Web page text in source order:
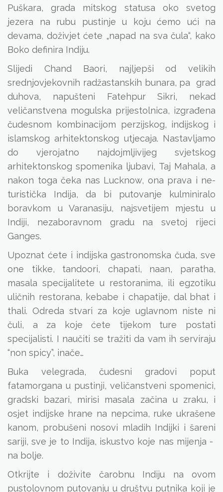
Puškara, grada mitskog statusa oko svetog
jezera na rubu pustinje u koju ćemo ući na
devama, doživjet ćete „napad na sva čula“, kako
Boko definira Indiju.
Slijedi Chand Baori, najljepši od velikih
srednjovjekovnih radžastanskih bunara, pa grad
duhova, napušteni Fatehpur Sikri, nekad
veličanstvena mogulska prijestolnica, izgrađena
čudesnom kombinacijom perzijskog, indijskog i
islamskog arhitektonskog utjecaja. Nastavljamo
do vjerojatno najdojmljivijeg svjetskog
arhitektonskog spomenika ljubavi, Taj Mahala, a
nakon toga čeka nas Lucknow, ona prava i ne-
turistička Indija, da bi putovanje kulminiralo
boravkom u Varanasiju, najsvetijem mjestu u
Indiji, nezaboravnom gradu na svetoj rijeci
Ganges.
Upoznat ćete i indijska gastronomska čuda, sve
one tikke, tandoori, chapati, naan, paratha,
masala specijalitete u restoranima, ili egzotiku
uličnih restorana, kebabe i chapatije, dal bhat i
thali. Odreda stvari za koje uglavnom niste ni
čuli, a za koje ćete tijekom ture postati
specijalisti. I naučiti se tražiti da vam ih serviraju
“non spicy”, inače…
Buka velegrada, čudesni gradovi poput
fatamorgana u pustinji, veličanstveni spomenici,
gradski bazari, mirisi masala začina u zraku, i
osjet indijske hrane na nepcima, ruke ukrašene
kanom, probušeni nosovi mladih Indijki i šareni
sariji, sve je to Indija, iskustvo koje nas mijenja -
na bolje.
Otkrijte i doživite čarobnu Indiju na ovom
pustolovnom putovanju u društvu putnika koji je